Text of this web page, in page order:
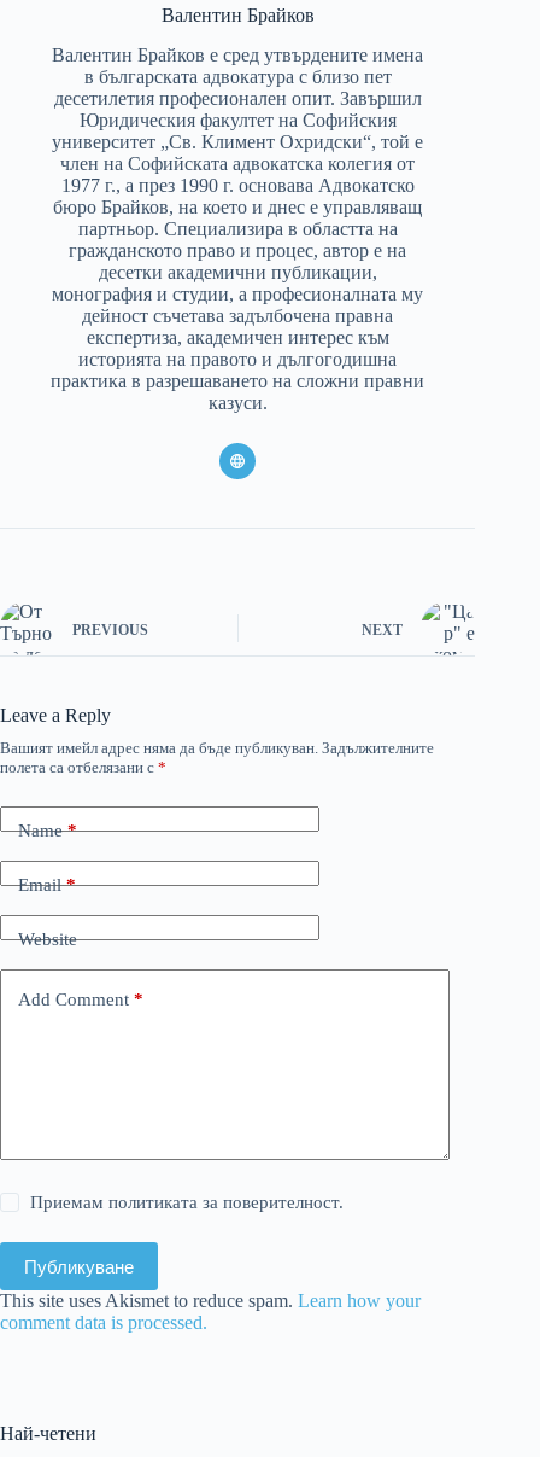
Валентин Брайков
Валентин Брайков е сред утвърдените имена
в българската адвокатура с близо пет
десетилетия професионален опит. Завършил
Юридическия факултет на Софийския
университет „Св. Климент Охридски“, той е
член на Софийската адвокатска колегия от
1977 г., а през 1990 г. основава Адвокатско
бюро Брайков, на което и днес е управляващ
партньор. Специализира в областта на
гражданското право и процес, автор е на
десетки академични публикации,
монография и студии, а професионалната му
дейност съчетава задълбочена правна
експертиза, академичен интерес към
историята на правото и дългогодишна
практика в разрешаването на сложни правни
казуси.
PREVIOUS NEXT
Leave a Reply
Вашият имейл адрес няма да бъде публикуван. Задължителните
полета са отбелязани с *
Name*
Email*
Website
Add Comment *
Приемам политиката за поверителност.
Публикуване
This site uses Akismet to reduce spam. Learn how your
comment data is processed.
Най-четени